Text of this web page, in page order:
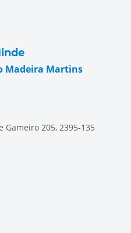
Madeira Martins
Gameiro 205, 2395-135